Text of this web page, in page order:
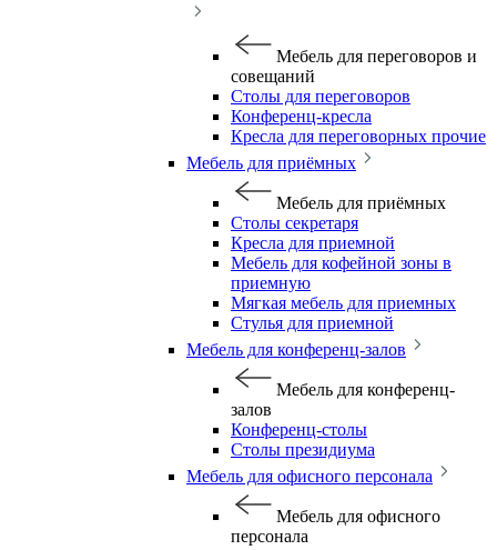
Мебель для переговоров и
совещаний
Столы для переговоров
Конференц-кресла
Кресла для переговорных прочие
Мебель для приёмных
Мебель для приёмных
Столы секретаря
Кресла для приемной
Мебель для кофейной зоны в
приемную
Мягкая мебель для приемных
Стулья для приемной
Мебель для конференц-залов
Мебель для конференц-
залов
Конференц-столы
Столы президиума
Мебель для офисного персонала
Мебель для офисного
персонала